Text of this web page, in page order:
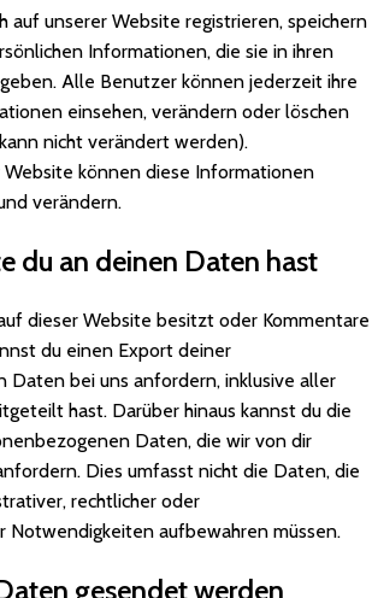
auf unserer Website registrieren, speichern
Informationen, die sie in ihren
Alle Benutzer können jederzeit ihre
einsehen, verändern oder löschen
nicht verändert werden).
können diese Informationen
verändern.
du an deinen Daten hast
dieser Website besitzt oder Kommentare
du einen Export deiner
Daten bei uns anfordern, inklusive aller
hast. Darüber hinaus kannst du die
Daten, die wir von dir
Dies umfasst nicht die Daten, die
rechtlicher oder
Notwendigkeiten aufbewahren müssen.
gesendet werden